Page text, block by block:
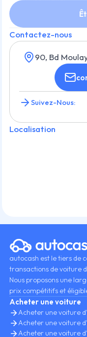
Contactez-nous
90, Bd
Suivez-Nous:
Localisation
autocash est le tiers de
transactions de voiture
Nous proposons une
prix compétitifs et
Acheter une voiture
Acheter une voiture
Acheter une voiture
Acheter une voiture